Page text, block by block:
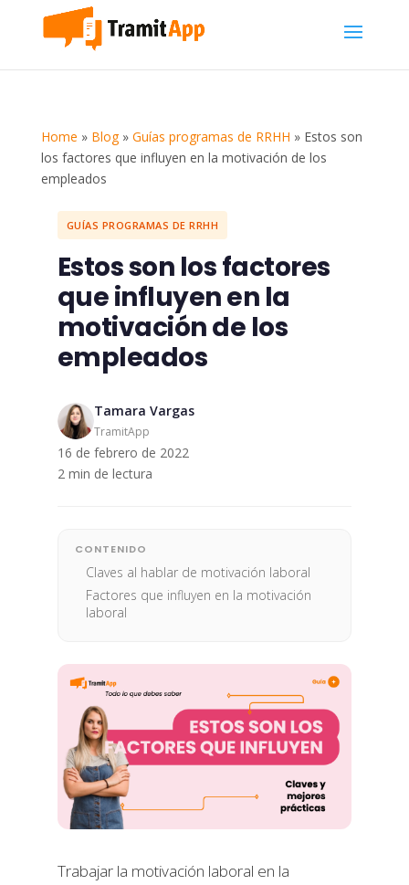
Home » Blog» Guías programas de RRHH » Estos son
los factores que influyen en la motivación de los
empleados
GUÍAS PROGRAMAS DE RRHH
Estos son los factores
que influyen en la
motivación de los
empleados
Tamara Vargas
TramitApp
16 de febrero de 2022
2 min de lectura
CONTENIDO
Claves al hablar de motivación laboral
Factores que influyen en la motivación
laboral
Trabajar la motivación laboral en la